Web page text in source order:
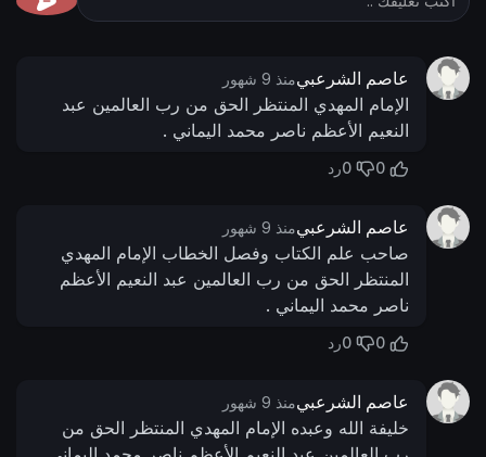
عاصم الشرعبيمنذ 9 شهور
الإمام المهدي المنتظر الحق من رب العالمين عبد
النعيم الأعظم ناصر محمد اليماني .
0
0رد
عاصم الشرعبيمنذ 9 شهور
صاحب علم الكتاب وفصل الخطاب الإمام المهدي
المنتظر الحق من رب العالمين عبد النعيم الأعظم
ناصر محمد اليماني .
0
0رد
عاصم الشرعبيمنذ 9 شهور
خليفة الله وعبده الإمام المهدي المنتظر الحق من